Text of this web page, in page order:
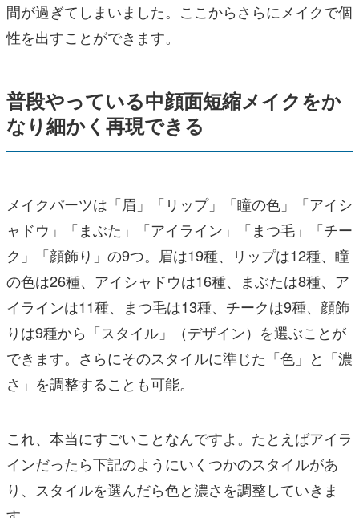
間が過ぎてしまいました。ここからさらにメイクで個
性を出すことができます。
普段やっている中顔面短縮メイクをか
なり細かく再現できる
メイクパーツは「眉」「リップ」「瞳の色」「アイシ
ャドウ」「まぶた」「アイライン」「まつ毛」「チー
ク」「顔飾り」の9つ。眉は19種、リップは12種、瞳
の色は26種、アイシャドウは16種、まぶたは8種、ア
イラインは11種、まつ毛は13種、チークは9種、顔飾
りは9種から「スタイル」（デザイン）を選ぶことが
できます。さらにそのスタイルに準じた「色」と「濃
さ」を調整することも可能。
これ、本当にすごいことなんですよ。たとえばアイラ
インだったら下記のようにいくつかのスタイルがあ
り、スタイルを選んだら色と濃さを調整していきま